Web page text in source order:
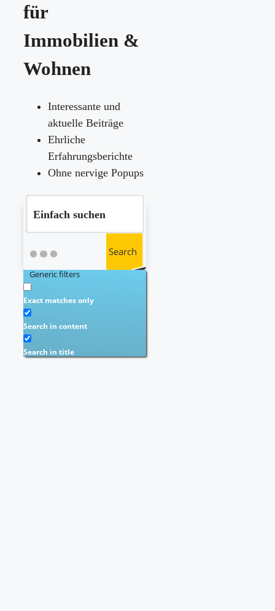
für
Immobilien &
Wohnen
Interessante und
aktuelle Beiträge
Ehrliche
Erfahrungsberichte
Ohne nervige Popups
Search
Generic filters
Exact matches only
Search in content
Search in title